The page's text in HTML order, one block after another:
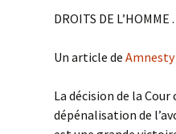
DROITS DE L’HOMME .
Un article de
La décision de la
dépénalisation de